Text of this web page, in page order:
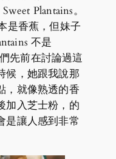
Plantains。
是香蕉，但妹子
不是
先前在討論過這
候，她跟我說那
，就像熟透的香
加入芝士粉，的
是讓人感到非常